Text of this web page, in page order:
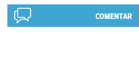
COMENTAR